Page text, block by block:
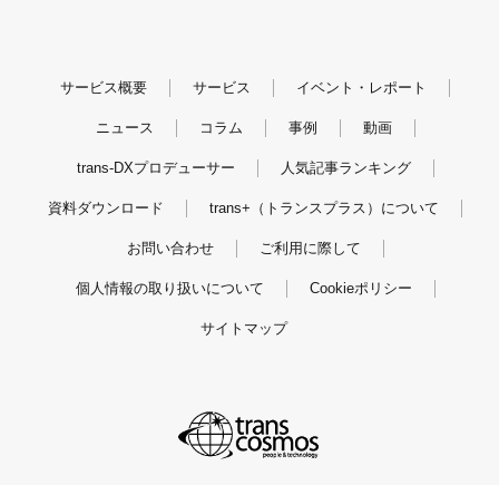
サービス概要 サービス イベント・レポート
ニュース コラム 事例 動画
trans-DXプロデューサー 人気記事ランキング
資料ダウンロード trans+（トランスプラス）について
お問い合わせ ご利用に際して
個人情報の取り扱いについて Cookieポリシー
サイトマップ